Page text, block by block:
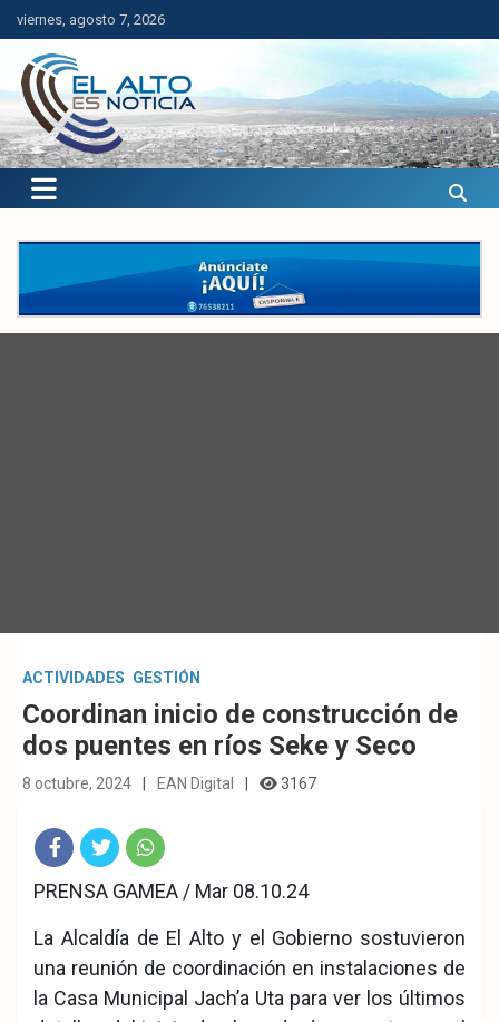
Saltar
al
contenido
viernes, agosto 7, 2026
El Alto es Noticia
Últimas noticias de El Alto, Bolivia y el mundo.
ACTIVIDADES GESTIÓN
Coordinan inicio de construcción de
dos puentes en ríos Seke y Seco
8 octubre, 2024 EAN Digital 3167
Fac
ook
Twit
ter
Wha
tsA
pp
PRENSA GAMEA / Mar 08.10.24
La Alcaldía de El Alto y el Gobierno sostuvieron
una reunión de coordinación en instalaciones de
la Casa Municipal Jach’a Uta para ver los últimos